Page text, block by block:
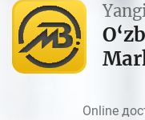
Online